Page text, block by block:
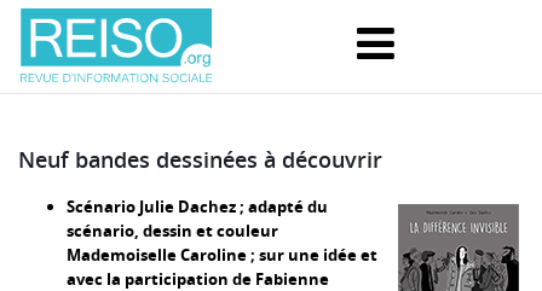
Neuf bandes dessinées à découvrir
Scénario Julie Dachez ; adapté du
scénario, dessin et couleur
Mademoiselle Caroline ; sur une idée et
avec la participation de Fabienne